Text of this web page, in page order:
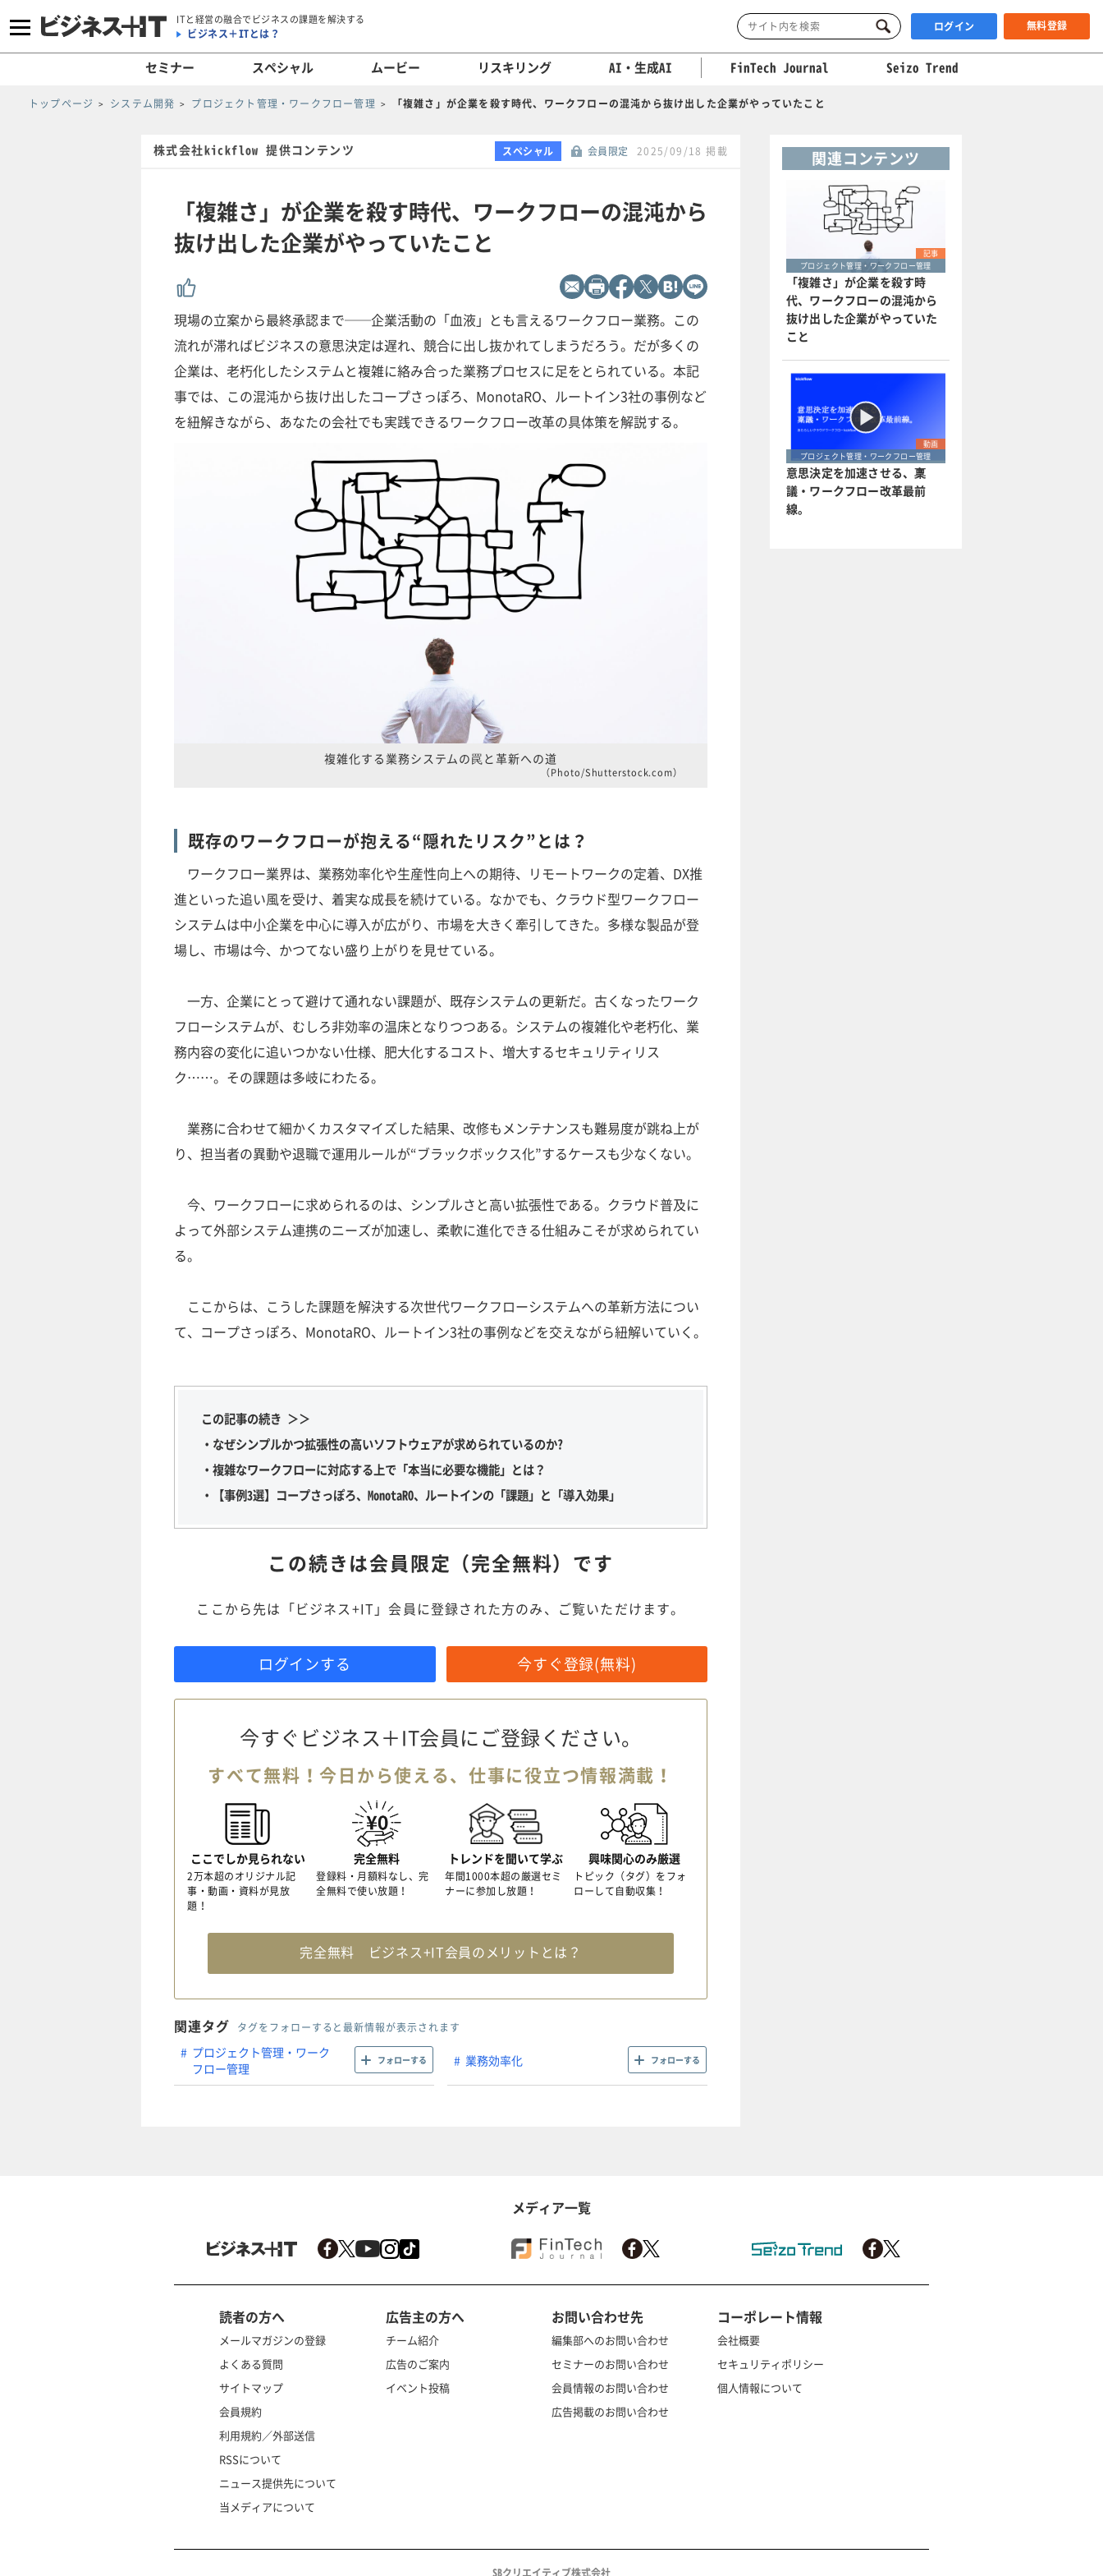
ITと経営の融合でビジネスの課題を解決する
ビジネス＋ITとは？ ログイン 無料登録
セミナー スペシャル ムービー リスキリング AI・生成AI FinTech Journal Seizo Trend
トップページ システム開発 プロジェクト管理・ワークフロー管理 「複雑さ」が企業を殺す時代、ワークフローの混沌から抜け出した企業がやっていたこと
株式会社kickflow 提供コンテンツ スペシャル 会員限定 2025/09/18 掲載
「複雑さ」が企業を殺す時代、ワークフローの混沌から
抜け出した企業がやっていたこと
現場の立案から最終承認まで──企業活動の「血液」とも言えるワークフロー業務。この
流れが滞ればビジネスの意思決定は遅れ、競合に出し抜かれてしまうだろう。だが多くの
企業は、老朽化したシステムと複雑に絡み合った業務プロセスに足をとられている。本記
事では、この混沌から抜け出したコープさっぽろ、MonotaRO、ルートイン3社の事例など
を紐解きながら、あなたの会社でも実践できるワークフロー改革の具体策を解説する。
複雑化する業務システムの罠と革新への道
（Photo/Shutterstock.com）
既存のワークフローが抱える“隠れたリスク”とは？
ワークフロー業界は、業務効率化や生産性向上への期待、リモートワークの定着、DX推
進といった追い風を受け、着実な成長を続けている。なかでも、クラウド型ワークフロー
システムは中小企業を中心に導入が広がり、市場を大きく牽引してきた。多様な製品が登
場し、市場は今、かつてない盛り上がりを見せている。
一方、企業にとって避けて通れない課題が、既存システムの更新だ。古くなったワーク
フローシステムが、むしろ非効率の温床となりつつある。システムの複雑化や老朽化、業
務内容の変化に追いつかない仕様、肥大化するコスト、増大するセキュリティリス
ク……。その課題は多岐にわたる。
業務に合わせて細かくカスタマイズした結果、改修もメンテナンスも難易度が跳ね上が
り、担当者の異動や退職で運用ルールが“ブラックボックス化”するケースも少なくない。
今、ワークフローに求められるのは、シンプルさと高い拡張性である。クラウド普及に
よって外部システム連携のニーズが加速し、柔軟に進化できる仕組みこそが求められてい
る。
ここからは、こうした課題を解決する次世代ワークフローシステムへの革新方法につい
て、コープさっぽろ、MonotaRO、ルートイン3社の事例などを交えながら紐解いていく。
この記事の続き ＞＞
・なぜシンプルかつ拡張性の高いソフトウェアが求められているのか?
・複雑なワークフローに対応する上で「本当に必要な機能」とは？
・【事例3選】コープさっぽろ、MonotaRO、ルートインの「課題」と「導入効果」
この続きは会員限定（完全無料）です
ここから先は「ビジネス+IT」会員に登録された方のみ、ご覧いただけます。
ログインする 今すぐ登録(無料)
今すぐビジネス＋IT会員にご登録ください。
すべて無料！今日から使える、仕事に役立つ情報満載！
ここでしか見られない
2万本超のオリジナル記
事・動画・資料が見放
題！
完全無料
登録料・月額料なし、完
全無料で使い放題！
トレンドを聞いて学ぶ
年間1000本超の厳選セミ
ナーに参加し放題！
興味関心のみ厳選
トピック（タグ）をフォ
ローして自動収集！
完全無料 ビジネス+IT会員のメリットとは？
関連タグ タグをフォローすると最新情報が表示されます
プロジェクト管理・ワーク
フロー管理
フォローする 業務効率化 フォローする
関連コンテンツ
記事
プロジェクト管理・ワークフロー管理
「複雑さ」が企業を殺す時
代、ワークフローの混沌から
抜け出した企業がやっていた
こと
動画
プロジェクト管理・ワークフロー管理
意思決定を加速させる、稟
議・ワークフロー改革最前
線。
メディア一覧
読者の方へ
メールマガジンの登録
よくある質問
サイトマップ
会員規約
利用規約／外部送信
RSSについて
ニュース提供先について
当メディアについて
広告主の方へ
チーム紹介
広告のご案内
イベント投稿
お問い合わせ先
編集部へのお問い合わせ
セミナーのお問い合わせ
会員情報のお問い合わせ
広告掲載のお問い合わせ
コーポレート情報
会社概要
セキュリティポリシー
個人情報について
SBクリエイティブ株式会社